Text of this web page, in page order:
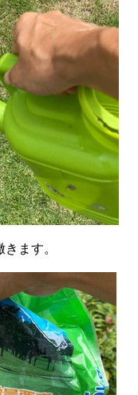
ます。